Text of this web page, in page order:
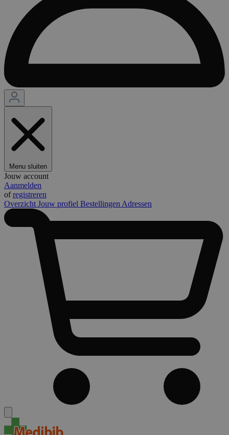
Menu sluiten
Jouw account
Aanmelden
ofregistreren
Overzicht Jouw profiel Bestellingen Adressen